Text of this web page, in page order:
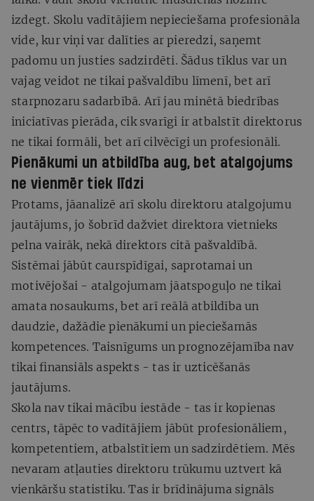
izdegt. Skolu vadītājiem nepieciešama profesionāla
vide, kur viņi var dalīties ar pieredzi, saņemt
padomu un justies sadzirdēti. Šādus tīklus var un
vajag veidot ne tikai pašvaldību līmenī, bet arī
starpnozaru sadarbībā. Arī jau minētā biedrības
iniciatīvas pierāda, cik svarīgi ir atbalstīt direktorus
ne tikai formāli, bet arī cilvēcīgi un profesionāli.
Pienākumi un atbildība aug, bet atalgojums
ne vienmēr tiek līdzi
Protams, jāanalizē arī skolu direktoru atalgojumu
jautājums, jo šobrīd dažviet direktora vietnieks
pelna vairāk, nekā direktors citā pašvaldībā.
Sistēmai jābūt caurspīdīgai, saprotamai un
motivējošai - atalgojumam jāatspoguļo ne tikai
amata nosaukums, bet arī reālā atbildība un
daudzie, dažādie pienākumi un pieciešamās
kompetences. Taisnīgums un prognozējamība nav
tikai finansiāls aspekts - tas ir uzticēšanās
jautājums.
Skola nav tikai mācību iestāde - tas ir kopienas
centrs, tāpēc to vadītājiem jābūt profesionāliem,
kompetentiem, atbalstītiem un sadzirdētiem. Mēs
nevaram atļauties direktoru trūkumu uztvert kā
vienkāršu statistiku. Tas ir brīdinājuma signāls